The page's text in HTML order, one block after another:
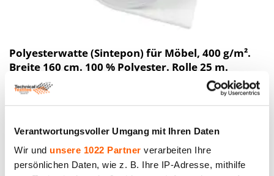
Verantwortungsvoller Umgang mit Ihren Daten
Wir und unsere 1022 Partner verarbeiten Ihre
persönlichen Daten, wie z. B. Ihre IP-Adresse, mithilfe
Polyesterwatte (Sintepon) für Möbel, 400 g/m².
Breite 160 cm. 100 % Polyester. Rolle 25 m.
Preis bis 121.00€ *